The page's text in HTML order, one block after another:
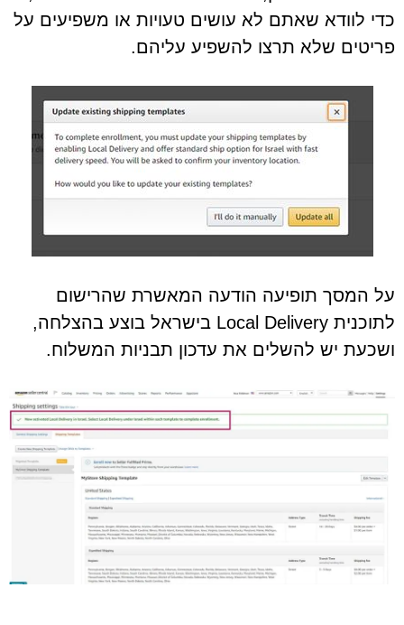
כדי לוודא שאתם לא עושים טעויות או משפיעים על
פריטים שלא תרצו להשפיע עליהם.
על המסך תופיעה הודעה המאשרת שהרישום
לתוכנית Local Delivery בישראל בוצע בהצלחה,
ושכעת יש להשלים את עדכון תבניות המשלוח.